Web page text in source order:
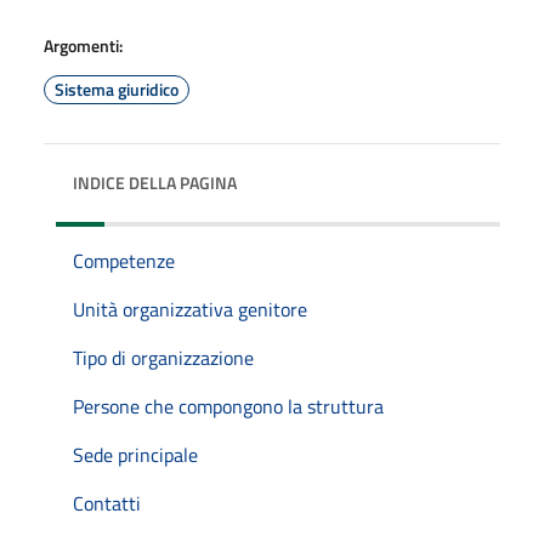
Argomenti:
Sistema giuridico
INDICE DELLA PAGINA
Competenze
Unità organizzativa genitore
Tipo di organizzazione
Persone che compongono la struttura
Sede principale
Contatti